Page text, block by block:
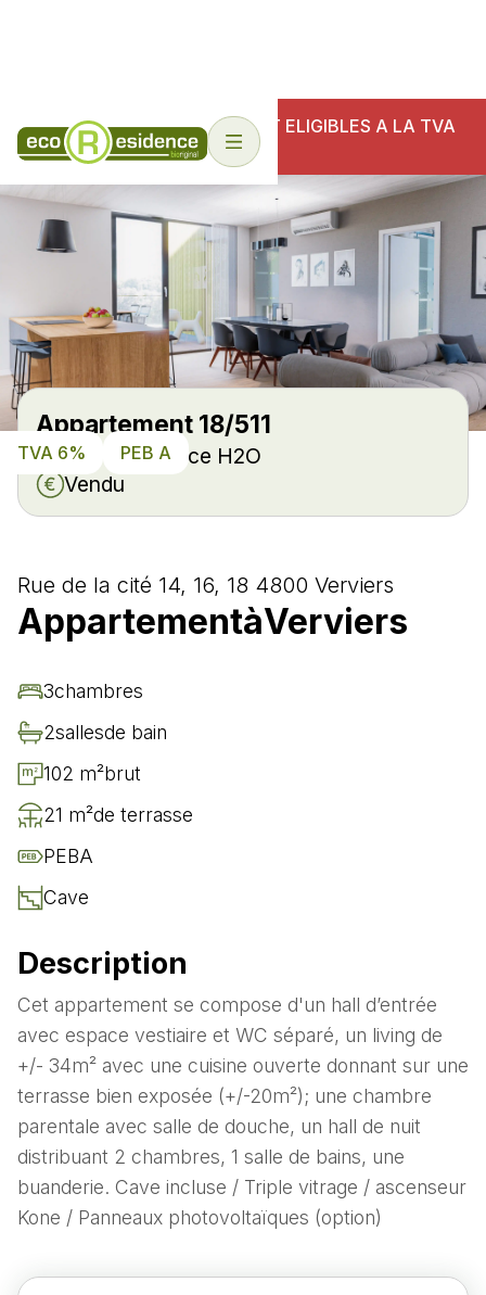
NOS ECO-RESIDENCES SONT ELIGIBLES A LA TVA
6%
Appartement 18/511
Eco-Résidence H2O
Vendu
TVA 6% PEB A
Rue de la cité 14, 16, 18 4800 Verviers
AppartementàVerviers
3chambres
2sallesde bain
102 m²brut
21 m²de terrasse
PEBA
Cave
Description
Cet appartement se compose d'un hall d’entrée
avec espace vestiaire et WC séparé, un living de
+/- 34m² avec une cuisine ouverte donnant sur une
terrasse bien exposée (+/-20m²); une chambre
parentale avec salle de douche, un hall de nuit
distribuant 2 chambres, 1 salle de bains, une
buanderie. Cave incluse / Triple vitrage / ascenseur
Kone / Panneaux photovoltaïques (option)